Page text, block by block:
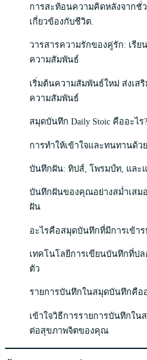
การสะท้อนความคิดหลังจากชั่
เกี่ยวข้องกับชีวิต.
วารสารความรักของคู่รัก: เรี
ความสัมพันธ์
เริ่มต้นความสัมพันธ์ใหม่ ส่งเส
ความสัมพันธ์
สมุดบันทึก Daily Stoic คืออะไร?
การทำให้เข้าใจและทนทานด้
บันทึกฝัน: ทิปส์, โพรมป์ท, และ
บันทึกฝันของคุณอย่างสม่ำเสม
ฝัน
อะไรคือสมุดบันทึกที่มีการเข้าร
เทคโนโลยีการเขียนบันทึกที่ป
ตัว
รายการบันทึกในสมุดบันทึกคือ
เข้าใจวิธีการรายการบันทึกใ
ต่อสุขภาพจิตของคุณ